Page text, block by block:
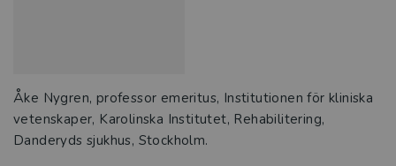
Åke Nygren, professor emeritus, Institutionen för kliniska
vetenskaper, Karolinska Institutet, Rehabilitering,
Danderyds sjukhus, Stockholm.